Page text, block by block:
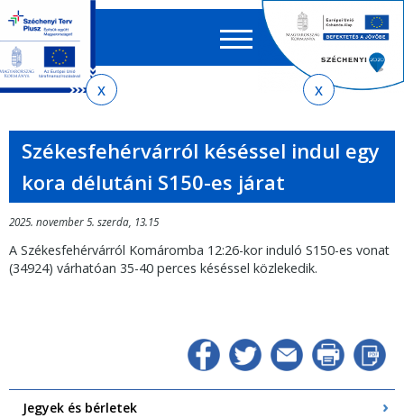
menetrendkeresőhöz
almenühöz
tartalomra
oldaltérképre
EN HU
űrlap
Székesfehérvárról késéssel indul egy
kora délutáni S150-es járat
2025. november 5. szerda, 13.15
A Székesfehérvárról Komáromba 12:26-kor induló S150-es vonat
(34924) várhatóan 35-40 perces késéssel közlekedik.
Jegyek és bérletek